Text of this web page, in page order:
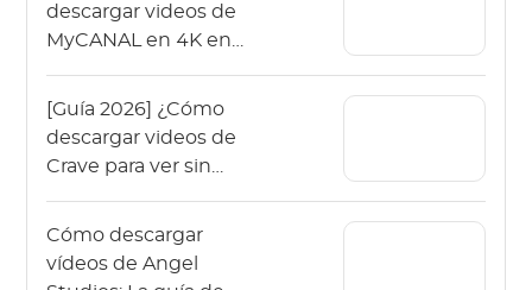
descargar videos de
MyCANAL en 4K en
[Guía 2026] ¿Cómo
descargar videos de
Crave para ver sin
Cómo descargar
vídeos de Angel